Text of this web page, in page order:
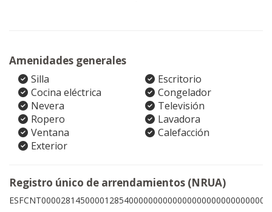
Amenidades generales
Silla
Escritorio
Cocina eléctrica
Congelador
Nevera
Televisión
Ropero
Lavadora
Ventana
Calefacción
Exterior
Registro único de arrendamientos (NRUA)
ESFCNT00002814500001285400000000000000000000000000009